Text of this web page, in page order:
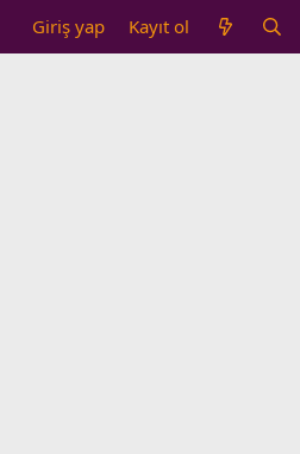
Giriş yap Kayıt ol